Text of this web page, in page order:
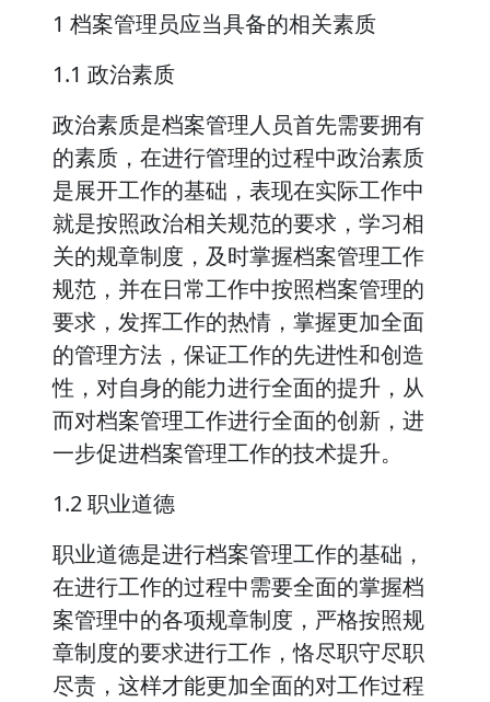
1 档案管理员应当具备的相关素质
1.1 政治素质
政治素质是档案管理人员首先需要拥有
的素质，在进行管理的过程中政治素质
是展开工作的基础，表现在实际工作中
就是按照政治相关规范的要求，学习相
关的规章制度，及时掌握档案管理工作
规范，并在日常工作中按照档案管理的
要求，发挥工作的热情，掌握更加全面
的管理方法，保证工作的先进性和创造
性，对自身的能力进行全面的提升，从
而对档案管理工作进行全面的创新，进
一步促进档案管理工作的技术提升。
1.2 职业道德
职业道德是进行档案管理工作的基础，
在进行工作的过程中需要全面的掌握档
案管理中的各项规章制度，严格按照规
章制度的要求进行工作，恪尽职守尽职
尽责，这样才能更加全面的对工作过程